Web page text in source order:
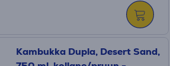
Kambukka Dupla, Desert Sand,